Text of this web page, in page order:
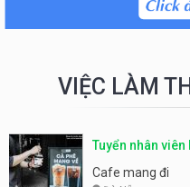
VIỆC LÀM
Tuyển nhân
Cafe mang đi